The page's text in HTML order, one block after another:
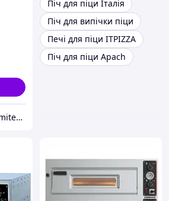
"ALTIVION Group" Limited Liability Company
Піч для піци Італія
Піч для випічки піци
Печі для піци ITPIZZA
Піч для піци Apach